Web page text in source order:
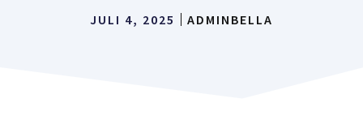
JULI 4, 2025 ADMINBELLA